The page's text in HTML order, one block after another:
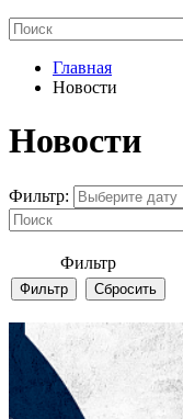
Главная
Новости
Новости
Фильтр:
Фильтр